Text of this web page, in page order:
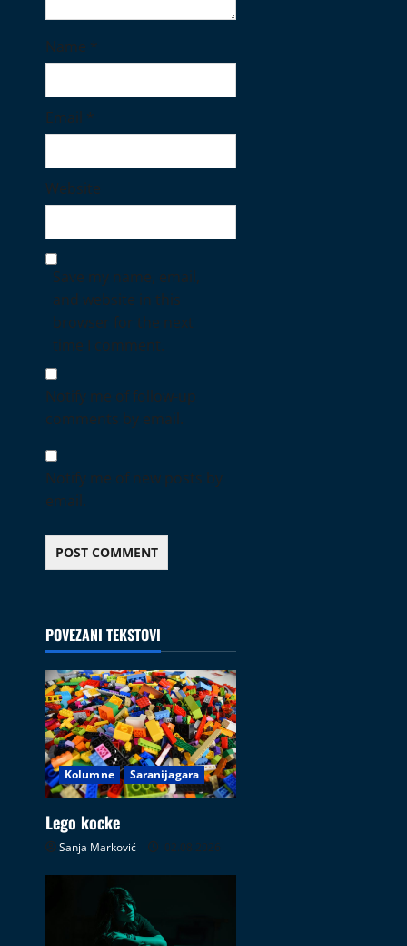
Name *
Email *
Website
Save my name, email,
and website in this
browser for the next
time I comment.
Notify me of follow-up
comments by email.
Notify me of new posts by
email.
POVEZANI TEKSTOVI
Kolumne Saranijagara
Lego kocke
Sanja Marković 02.08.2026